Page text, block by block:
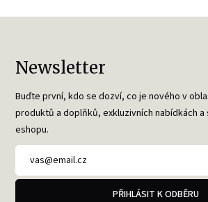
Newsletter
Buďte první, kdo se dozví, co je nového v
produktů a doplňků, exkluzivních nabídkách a
eshopu.
PŘIHLÁSIT K ODBĚRU